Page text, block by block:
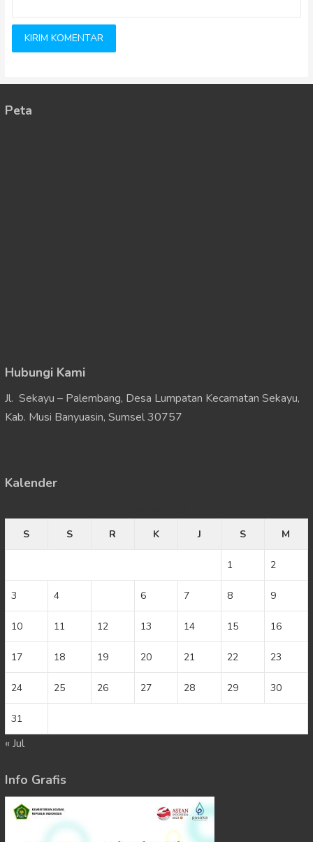
Peta
Hubungi Kami
Jl. Sekayu – Palembang, Desa Lumpatan Kecamatan Sekayu,
Kab. Musi Banyuasin, Sumsel 30757
Kalender
S
S R K J S M
1 2
3 4 6 7 8 9
10 11 12 13 14 15 16
17 18 19 20 21 22 23
24 25 26 27 28 29 30
31
« Jul
Info Grafis